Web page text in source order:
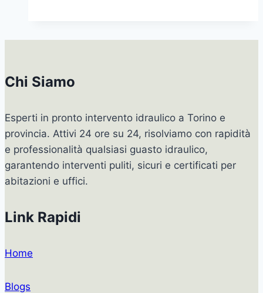
Chi Siamo
Esperti in pronto intervento idraulico a Torino e
provincia. Attivi 24 ore su 24, risolviamo con rapidità
e professionalità qualsiasi guasto idraulico,
garantendo interventi puliti, sicuri e certificati per
abitazioni e uffici.
Link Rapidi
Home
Blogs